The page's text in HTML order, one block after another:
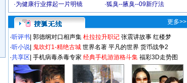
·为健康行业撑起一片明镜 ·狐臭--腋臭--09新疗法
更多>>
·听评书 郭德纲对口相声集 杜拉拉升职记 张震讲故事 红楼梦
·听小说 鬼吹灯1-精绝古城 世界名著 平凡的世界 货币战争2
·共享区 手机病毒杀毒专家 经典手机游游格斗集 福彩3D走势图